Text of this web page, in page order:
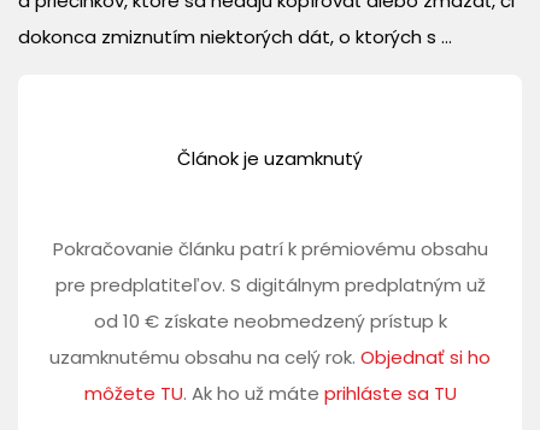
dokonca zmiznutím niektorých dát, o ktorých s ...
Článok je uzamknutý
Pokračovanie článku patrí k prémiovému obsahu
pre predplatiteľov. S digitálnym predplatným už
od 10 € získate neobmedzený prístup k
uzamknutému obsahu na celý rok. Objednať si ho
môžete TU. Ak ho už máte prihláste sa TU